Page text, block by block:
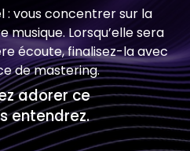
: vous concentrer sur la
Lorsqu’elle sera
écoute, finalisez-la avec
de mastering.
adorer ce
entendrez.